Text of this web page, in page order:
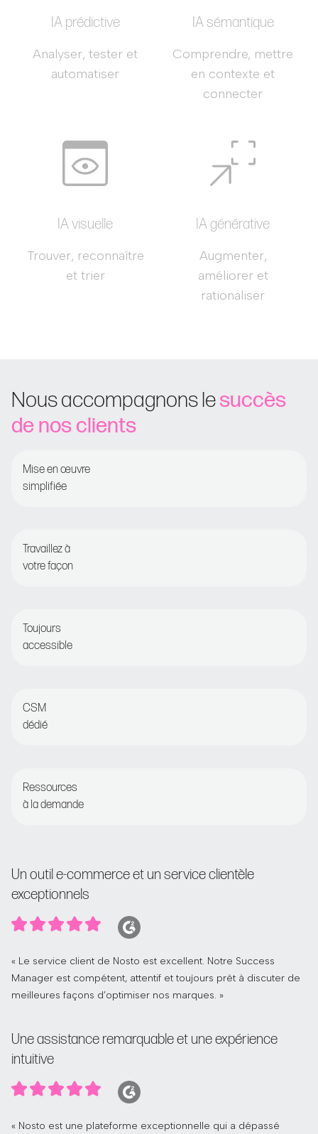
IA prédictive
Analyser, tester et
automatiser
IA sémantique
Comprendre, mettre
en contexte et
connecter
IA visuelle
Trouver, reconnaître
et trier
IA générative
Augmenter,
améliorer et
rationaliser
Nous accompagnons lesuccès
de nos clients
Mise en œuvre
simplifiée
Travaillez à
votre façon
Toujours
accessible
CSM
dédié
Ressources
à la demande
Un outil e-commerce et un service clientèle
exceptionnels
« Le service client de Nosto est excellent. Notre Success
Manager est compétent, attentif et toujours prêt à discuter de
meilleures façons d’optimiser nos marques. »
Une assistance remarquable et une expérience
intuitive
« Nosto est une plateforme exceptionnelle qui a dépassé